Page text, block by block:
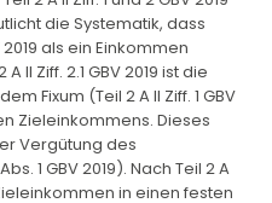
die Systematik, dass
als ein Einkommen
II Ziff. 2.1 GBV 2019 ist die
Fixum (Teil 2 A II Ziff. 1 GBV
Zieleinkommens. Dieses
Vergütung des
1 GBV 2019). Nach Teil 2 A
in einen festen